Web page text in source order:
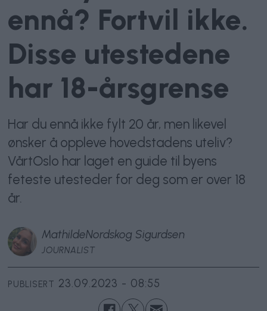
ennå? Fortvil ikke.
Disse utestedene
har 18-årsgrense
Har du ennå ikke fylt 20 år, men likevel
ønsker å oppleve hovedstadens uteliv?
VårtOslo har laget en guide til byens
feteste utesteder for deg som er over 18
år.
MathildeNordskog Sigurdsen
JOURNALIST
PUBLISERT 23.09.2023 - 08:55